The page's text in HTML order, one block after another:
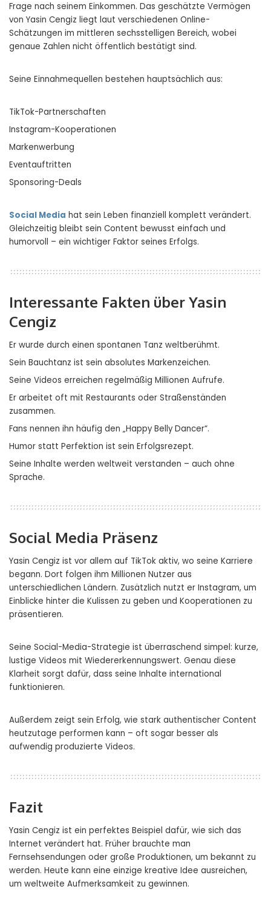
Frage nach seinem Einkommen. Das geschätzte Vermögen
von Yasin Cengiz liegt laut verschiedenen Online-
Schätzungen im mittleren sechsstelligen Bereich, wobei
genaue Zahlen nicht öffentlich bestätigt sind.
Seine Einnahmequellen bestehen hauptsächlich aus:
TikTok-Partnerschaften
Instagram-Kooperationen
Markenwerbung
Eventauftritten
Sponsoring-Deals
Social Media hat sein Leben finanziell komplett verändert.
Gleichzeitig bleibt sein Content bewusst einfach und
humorvoll – ein wichtiger Faktor seines Erfolgs.
Interessante Fakten über Yasin
Cengiz
Er wurde durch einen spontanen Tanz weltberühmt.
Sein Bauchtanz ist sein absolutes Markenzeichen.
Seine Videos erreichen regelmäßig Millionen Aufrufe.
Er arbeitet oft mit Restaurants oder Straßenständen
zusammen.
Fans nennen ihn häufig den „Happy Belly Dancer“.
Humor statt Perfektion ist sein Erfolgsrezept.
Seine Inhalte werden weltweit verstanden – auch ohne
Sprache.
Social Media Präsenz
Yasin Cengiz ist vor allem auf TikTok aktiv, wo seine Karriere
begann. Dort folgen ihm Millionen Nutzer aus
unterschiedlichen Ländern. Zusätzlich nutzt er Instagram, um
Einblicke hinter die Kulissen zu geben und Kooperationen zu
präsentieren.
Seine Social-Media-Strategie ist überraschend simpel: kurze,
lustige Videos mit Wiedererkennungswert. Genau diese
Klarheit sorgt dafür, dass seine Inhalte international
funktionieren.
Außerdem zeigt sein Erfolg, wie stark authentischer Content
heutzutage performen kann – oft sogar besser als
aufwendig produzierte Videos.
Fazit
Yasin Cengiz ist ein perfektes Beispiel dafür, wie sich das
Internet verändert hat. Früher brauchte man
Fernsehsendungen oder große Produktionen, um bekannt zu
werden. Heute kann eine einzige kreative Idee ausreichen,
um weltweite Aufmerksamkeit zu gewinnen.